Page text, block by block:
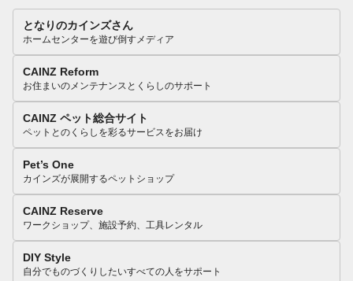
となりのカインズさん
ホームセンターを遊び倒すメディア
CAINZ Reform
お住まいのメンテナンスとくらしのサポート
CAINZ ペット総合サイト
ペットとのくらしを彩るサービスをお届け
Pet’s One
カインズが展開するペットショップ
CAINZ Reserve
ワークショップ、施設予約、工具レンタル
DIY Style
自分でものづくりしたいすべての人をサポート